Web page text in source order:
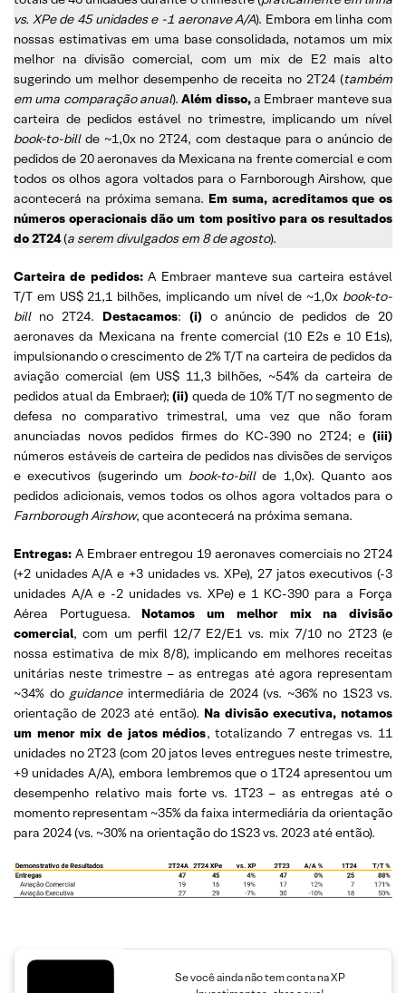
vs. XPe de 45 unidades e -1 aeronave A/A). Embora em linha com
nossas estimativas em uma base consolidada, notamos um mix
melhor na divisão comercial, com um mix de E2 mais alto
sugerindo um melhor desempenho de receita no 2T24 (também
em uma comparação anual).Além disso,a Embraer manteve sua
carteira de pedidos estável no trimestre, implicando um nível
book-to-billde ~1,0x no 2T24, com destaque para o anúncio de
pedidos de 20 aeronaves da Mexicana na frente comercial e com
todos os olhos agora voltados para o Farnborough Airshow, que
acontecerá na próxima semana. Em suma, acreditamos que os
números operacionais dão um tom positivo para os resultados
do 2T24(a serem divulgados em 8 de agosto).
Carteira de pedidos:A Embraer manteve sua carteira estável
T/T em US$ 21,1 bilhões, implicando um nível de ~1,0x book-to-
billno 2T24. Destacamos: (i)o anúncio de pedidos de 20
aeronaves da Mexicana na frente comercial (10 E2s e 10 E1s),
impulsionando o crescimento de 2% T/T na carteira de pedidos da
aviação comercial (em US$ 11,3 bilhões, ~54% da carteira de
pedidos atual da Embraer);(ii) queda de 10% T/T no segmento de
defesa no comparativo trimestral, uma vez que não foram
anunciadas novos pedidos firmes do KC-390 no 2T24; e (iii)
números estáveis de carteira de pedidos nas divisões de serviços
e executivos (sugerindo um book-to-billde 1,0x). Quanto aos
pedidos adicionais, vemos todos os olhos agora voltados para o
Farnborough Airshow, que acontecerá na próxima semana.
Entregas: A Embraer entregou 19 aeronaves comerciais no 2T24
(+2 unidades A/A e +3 unidades vs. XPe), 27 jatos executivos (-3
unidades A/A e -2 unidades vs. XPe) e 1 KC-390 para a Força
Aérea Portuguesa. Notamos um melhor mix na divisão
comercial, com um perfil 12/7 E2/E1 vs. mix 7/10 no 2T23 (e
nossa estimativa de mix 8/8), implicando em melhores receitas
unitárias neste trimestre – as entregas até agora representam
~34% do guidanceintermediária de 2024 (vs. ~36% no 1S23 vs.
orientação de 2023 até então). Na divisão executiva, notamos
um menor mix de jatos médios, totalizando 7 entregas vs. 11
unidades no 2T23 (com 20 jatos leves entregues neste trimestre,
+9 unidades A/A), embora lembremos que o 1T24 apresentou um
desempenho relativo mais forte vs. 1T23 – as entregas até o
momento representam ~35% da faixa intermediária da orientação
para 2024 (vs. ~30% na orientação do 1S23 vs. 2023 até então).
Se você ainda não tem conta na XP